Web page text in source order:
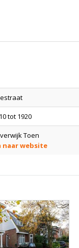
tot 1920
Toen
naar website